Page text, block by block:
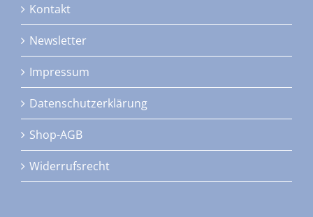
Kontakt
Newsletter
Impressum
Datenschutzerklärung
Shop-AGB
Widerrufsrecht